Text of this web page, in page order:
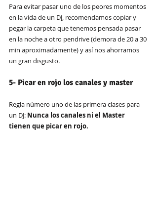
Para evitar pasar uno de los peores momentos
en la vida de un DJ, recomendamos copiar y
pegar la carpeta que tenemos pensada pasar
en la noche a otro pendrive (demora de 20 a 30
min aproximadamente) y así nos ahorramos
un gran disgusto.
5- Picar en rojo los canales y master
Regla número uno de las primera clases para
un DJ: Nunca los canales ni el Master
tienen que picar en rojo.